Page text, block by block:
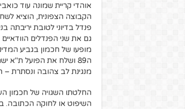
גם את שני הפנדלים
ה89 ושלח את הפועל
מנגינת לב צהובה ונסתרת
החלטתו השגויה של חכמון
השיפוט או לחוקה הכתובה.